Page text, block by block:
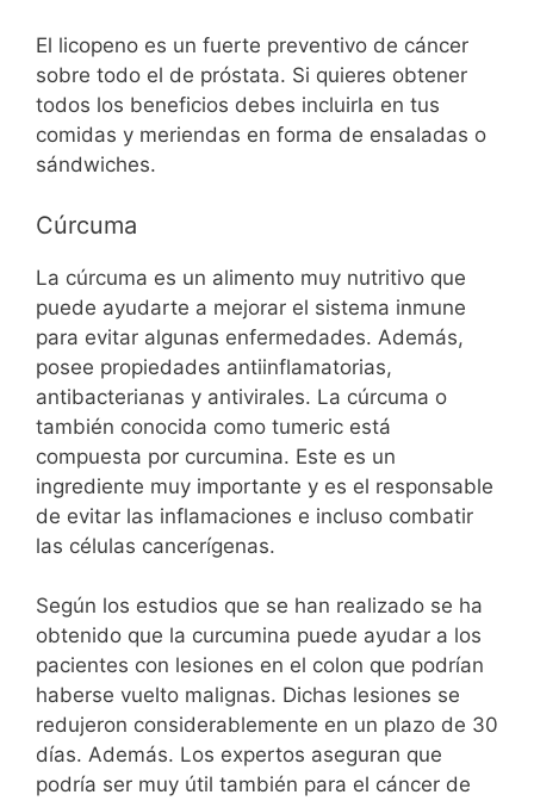
El licopeno es un fuerte preventivo de cáncer
sobre todo el de próstata. Si quieres obtener
todos los beneficios debes incluirla en tus
comidas y meriendas en forma de ensaladas o
sándwiches.
Cúrcuma
La cúrcuma es un alimento muy nutritivo que
puede ayudarte a mejorar el sistema inmune
para evitar algunas enfermedades. Además,
posee propiedades antiinflamatorias,
antibacterianas y antivirales. La cúrcuma o
también conocida como tumeric está
compuesta por curcumina. Este es un
ingrediente muy importante y es el responsable
de evitar las inflamaciones e incluso combatir
las células cancerígenas.
Según los estudios que se han realizado se ha
obtenido que la curcumina puede ayudar a los
pacientes con lesiones en el colon que podrían
haberse vuelto malignas. Dichas lesiones se
redujeron considerablemente en un plazo de 30
días. Además. Los expertos aseguran que
podría ser muy útil también para el cáncer de